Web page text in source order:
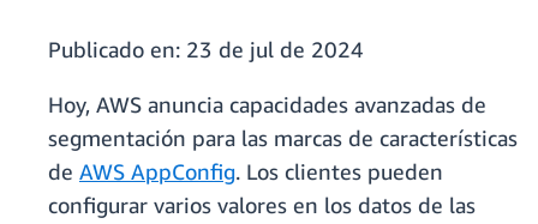
Publicado en: 23 de jul de 2024
Hoy, AWS anuncia capacidades avanzadas de
segmentación para las marcas de características
de AWS AppConfig. Los clientes pueden
configurar varios valores en los datos de las